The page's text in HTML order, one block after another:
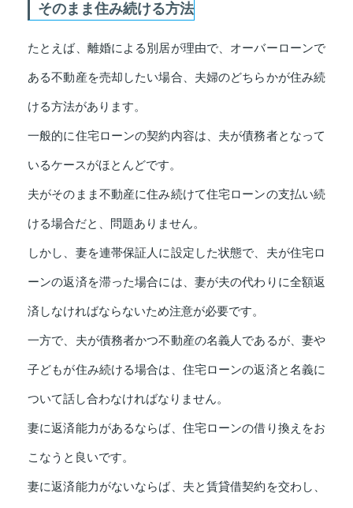
そのまま住み続ける方法
たとえば、離婚による別居が理由で、オーバーローンで
ある不動産を売却したい場合、夫婦のどちらかが住み続
ける方法があります。
一般的に住宅ローンの契約内容は、夫が債務者となって
いるケースがほとんどです。
夫がそのまま不動産に住み続けて住宅ローンの支払い続
ける場合だと、問題ありません。
しかし、妻を連帯保証人に設定した状態で、夫が住宅ロ
ーンの返済を滞った場合には、妻が夫の代わりに全額返
済しなければならないため注意が必要です。
一方で、夫が債務者かつ不動産の名義人であるが、妻や
子どもが住み続ける場合は、住宅ローンの返済と名義に
ついて話し合わなければなりません。
妻に返済能力があるならば、住宅ローンの借り換えをお
こなうと良いです。
妻に返済能力がないならば、夫と賃貸借契約を交わし、